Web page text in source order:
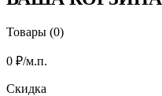
Товары (0)
0 ₽/м.п.
Скидка